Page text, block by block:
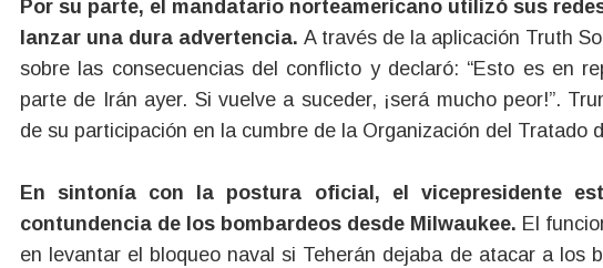
Por su parte, el mandatario norteamericano utilizó sus
lanzar una dura advertencia. A través de la aplicación Truth
sobre las consecuencias del conflicto y declaró: “Esto es en
parte de Irán ayer. Si vuelve a suceder, ¡será mucho peor!”.
de su participación en la cumbre de la Organización del Tratado
En sintonía con la postura oficial, el vicepresidente
contundencia de los bombardeos desde Milwaukee. El
en levantar el bloqueo naval si Teherán dejaba de atacar a los